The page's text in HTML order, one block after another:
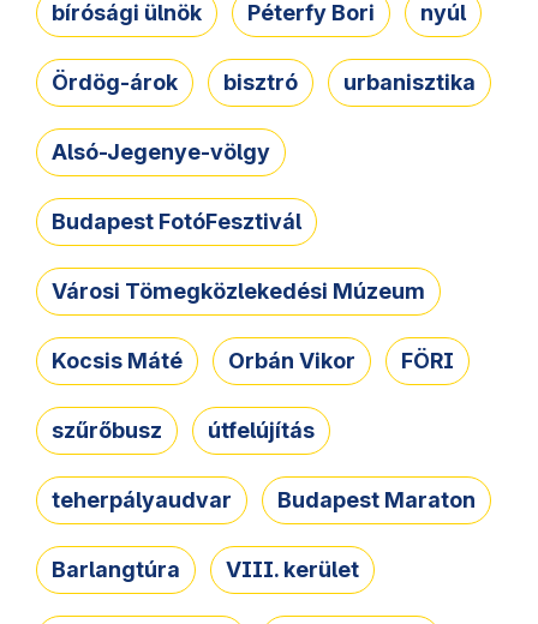
bírósági ülnök Péterfy Bori nyúl
Ördög-árok bisztró urbanisztika
Alsó-Jegenye-völgy
Budapest FotóFesztivál
Városi Tömegközlekedési Múzeum
Kocsis Máté Orbán Vikor FÖRI
szűrőbusz útfelújítás
teherpályaudvar Budapest Maraton
Barlangtúra VIII. kerület